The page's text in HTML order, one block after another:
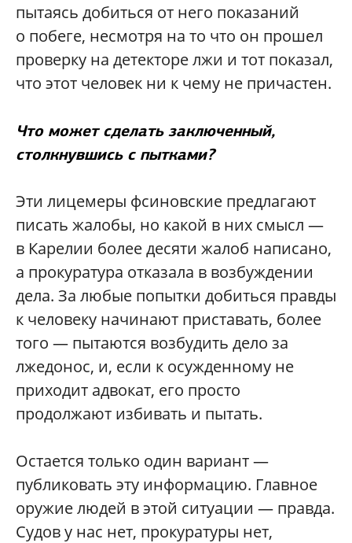
пытаясь добиться от него показаний
о побеге, несмотря на то что он прошел
проверку на детекторе лжи и тот показал,
что этот человек ни к чему не причастен.
Что может сделать заключенный,
столкнувшись с пытками?
Эти лицемеры фсиновские предлагают
писать жалобы, но какой в них смысл —
в Карелии более десяти жалоб написано,
а прокуратура отказала в возбуждении
дела. За любые попытки добиться правды
к человеку начинают приставать, более
того — пытаются возбудить дело за
лжедонос, и, если к осужденному не
приходит адвокат, его просто
продолжают избивать и пытать.
Остается только один вариант —
публиковать эту информацию. Главное
оружие людей в этой ситуации — правда.
Судов у нас нет, прокуратуры нет,